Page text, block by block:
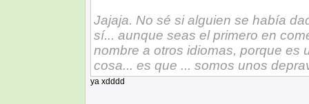
Jajaja. No sé si alguien se había
sí... aunque seas el primero en
nombre a otros idiomas, porque es
cosa... es que ... somos unos
ya xdddd